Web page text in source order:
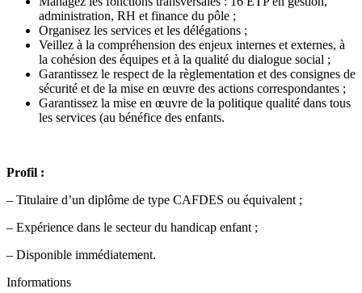
administration, RH et finance du pôle ;
Organisez les services et les délégations ;
Veillez à la compréhension des enjeux internes et externes, à
la cohésion des équipes et à la qualité du dialogue social ;
Garantissez le respect de la règlementation et des consignes de
sécurité et de la mise en œuvre des actions correspondantes ;
Garantissez la mise en œuvre de la politique qualité dans tous
les services (au bénéfice des enfants.
Profil :
– Titulaire d’un diplôme de type CAFDES ou équivalent ;
– Expérience dans le secteur du handicap enfant ;
– Disponible immédiatement.
Informations